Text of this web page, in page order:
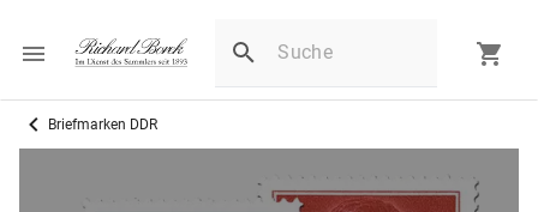
Briefmarken DDR